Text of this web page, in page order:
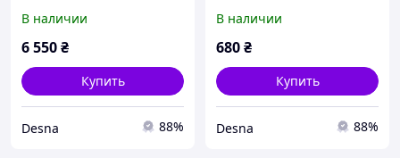
В наличии
6 550₴
Купить
Desna 88%
В наличии
680₴
Купить
Desna 88%